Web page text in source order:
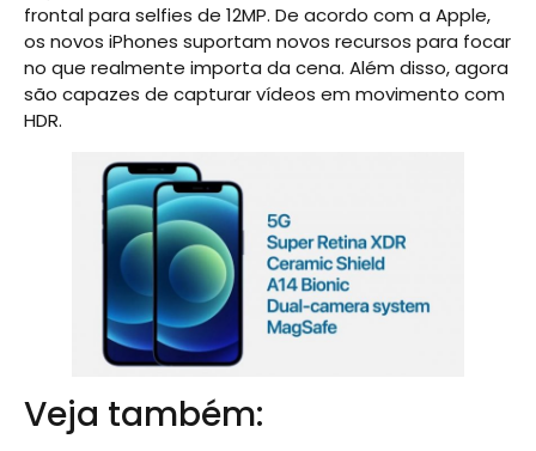
frontal para selfies de 12MP. De acordo com a Apple,
os novos iPhones suportam novos recursos para focar
no que realmente importa da cena. Além disso, agora
são capazes de capturar vídeos em movimento com
HDR.
Veja também: